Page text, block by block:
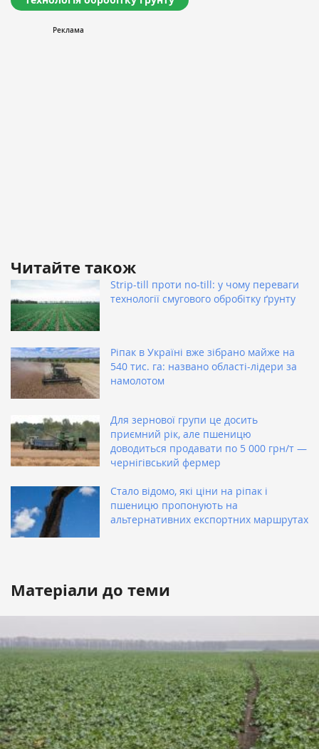
Читайте також
Strip-till проти no-till: у чому переваги
технології смугового обробітку ґрунту
Ріпак в Україні вже зібрано майже на
540 тис. га: названо області-лідери за
намолотом
Для зернової групи це досить
приємний рік, але пшеницю
доводиться продавати по 5 000 грн/т —
чернігівський фермер
Стало відомо, які ціни на ріпак і
пшеницю пропонують на
альтернативних експортних маршрутах
Матеріали до теми